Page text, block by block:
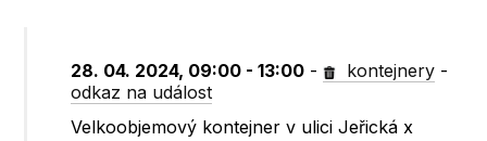
28. 04. 2024, 09:00 - 13:00 - kontejnery -
odkaz na událost
Velkoobjemový kontejner v ulici Jeřická x